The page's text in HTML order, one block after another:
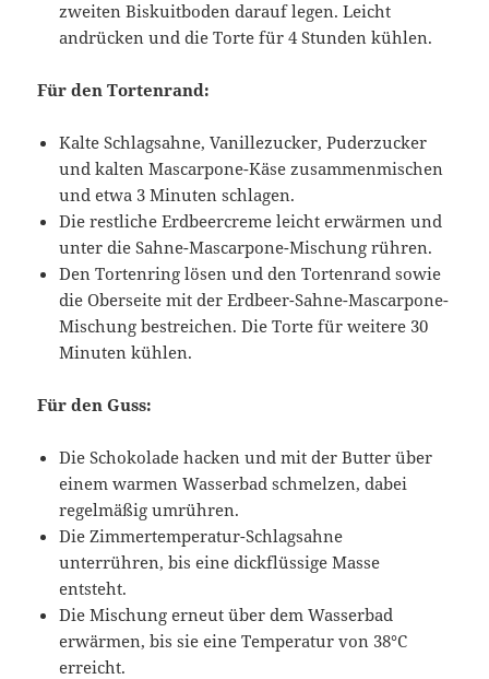
zweiten Biskuitboden darauf legen. Leicht
andrücken und die Torte für 4 Stunden kühlen.
Für den Tortenrand:
Kalte Schlagsahne, Vanillezucker, Puderzucker
und kalten Mascarpone-Käse zusammenmischen
und etwa 3 Minuten schlagen.
Die restliche Erdbeercreme leicht erwärmen und
unter die Sahne-Mascarpone-Mischung rühren.
Den Tortenring lösen und den Tortenrand sowie
die Oberseite mit der Erdbeer-Sahne-Mascarpone-
Mischung bestreichen. Die Torte für weitere 30
Minuten kühlen.
Für den Guss:
Die Schokolade hacken und mit der Butter über
einem warmen Wasserbad schmelzen, dabei
regelmäßig umrühren.
Die Zimmertemperatur-Schlagsahne
unterrühren, bis eine dickflüssige Masse
entsteht.
Die Mischung erneut über dem Wasserbad
erwärmen, bis sie eine Temperatur von 38°C
erreicht.